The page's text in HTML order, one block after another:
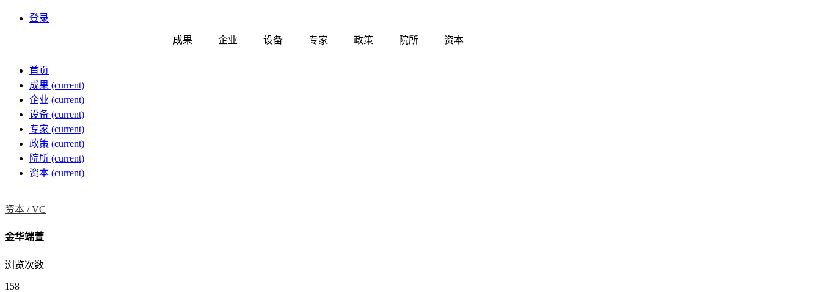
登录
成果 企业 设备 专家 政策 院所 资本
首页
成果 (current)
企业 (current)
设备 (current)
专家 (current)
政策 (current)
院所 (current)
资本 (current)
资本 /VC
金华端萱
浏览次数
158